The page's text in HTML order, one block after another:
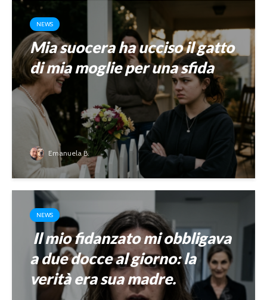
NEWS
Mia suocera ha ucciso il gatto
di mia moglie per una sfida
Emanuela B.
NEWS
Il mio fidanzato mi obbligava
a due docce al giorno: la
verità era sua madre.